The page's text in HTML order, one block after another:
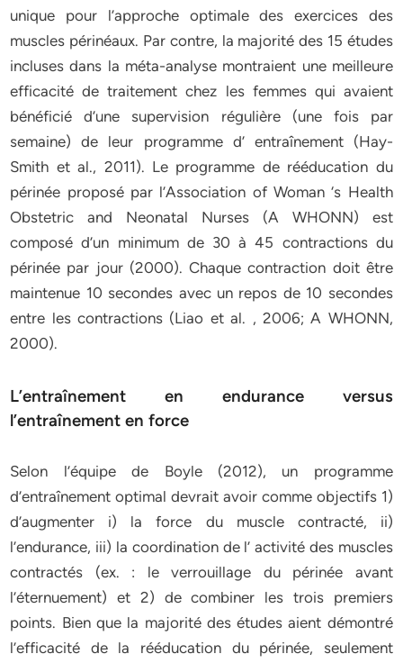
unique pour l’approche optimale des exercices des
muscles périnéaux. Par contre, la majorité des 15 études
incluses dans la méta-analyse montraient une meilleure
efficacité de traitement chez les femmes qui avaient
bénéficié d’une supervision régulière (une fois par
semaine) de leur programme d’ entraînement (Hay-
Smith et al., 2011). Le programme de rééducation du
périnée proposé par l’Association of Woman ‘s Health
Obstetric and Neonatal Nurses (A WHONN) est
composé d’un minimum de 30 à 45 contractions du
périnée par jour (2000). Chaque contraction doit être
maintenue 10 secondes avec un repos de 10 secondes
entre les contractions (Liao et al. , 2006; A WHONN,
2000).
L’entraînement en endurance versus
l’entraînement en force
Selon l’équipe de Boyle (2012), un programme
d’entraînement optimal devrait avoir comme objectifs 1)
d’augmenter i) la force du muscle contracté, ii)
l’endurance, iii) la coordination de l’ activité des muscles
contractés (ex. : le verrouillage du périnée avant
l’éternuement) et 2) de combiner les trois premiers
points. Bien que la majorité des études aient démontré
l’efficacité de la rééducation du périnée, seulement